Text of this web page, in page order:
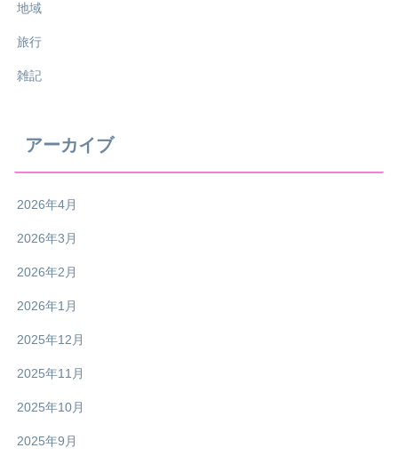
地域
旅行
雑記
アーカイブ
2026年4月
2026年3月
2026年2月
2026年1月
2025年12月
2025年11月
2025年10月
2025年9月